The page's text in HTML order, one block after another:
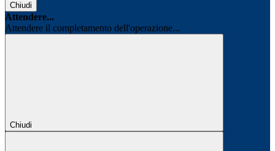
Chiudi
Attendere...
Attendere il completamento dell'operazione...
Chiudi